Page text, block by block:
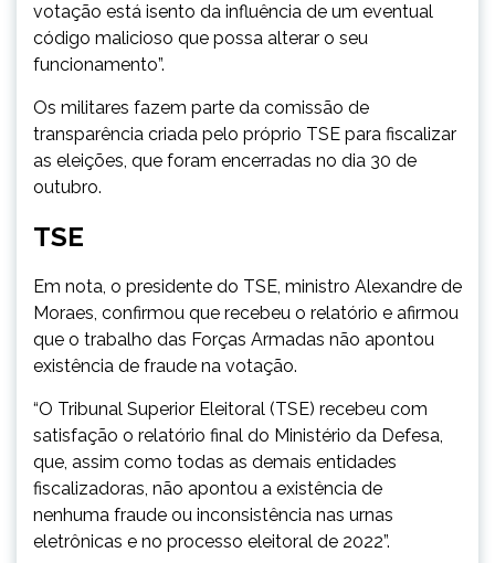
votação está isento da influência de um eventual
código malicioso que possa alterar o seu
funcionamento”.
Os militares fazem parte da comissão de
transparência criada pelo próprio TSE para fiscalizar
as eleições, que foram encerradas no dia 30 de
outubro.
TSE
Em nota, o presidente do TSE, ministro Alexandre de
Moraes, confirmou que recebeu o relatório e afirmou
que o trabalho das Forças Armadas não apontou
existência de fraude na votação.
“O Tribunal Superior Eleitoral (TSE) recebeu com
satisfação o relatório final do Ministério da Defesa,
que, assim como todas as demais entidades
fiscalizadoras, não apontou a existência de
nenhuma fraude ou inconsistência nas urnas
eletrônicas e no processo eleitoral de 2022”.